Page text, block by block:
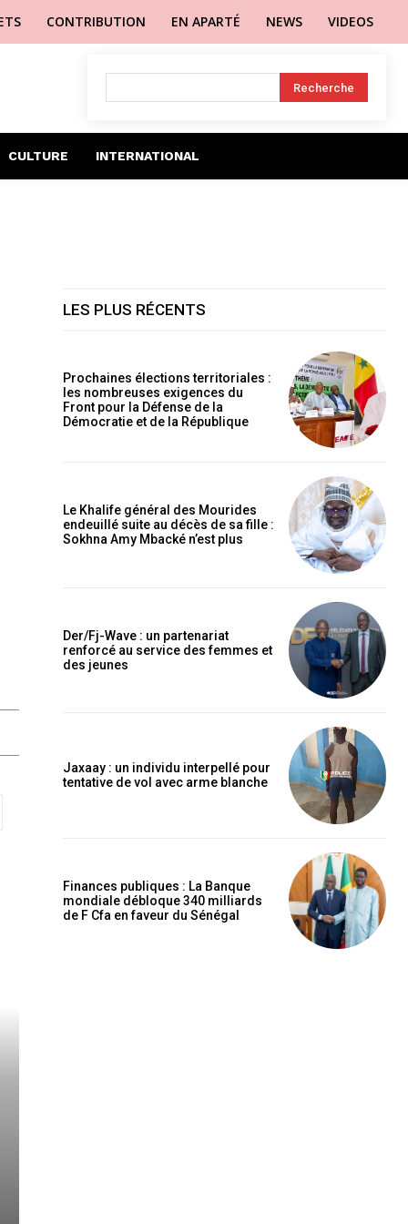
CONTRIBUTION EN APARTÉ NEWS VIDEOS
Recherche
CULTURE INTERNATIONAL
LES PLUS RÉCENTS
Prochaines élections territoriales :
les nombreuses exigences du
Front pour la Défense de la
Démocratie et de la République
Le Khalife général des Mourides
endeuillé suite au décès de sa fille :
Sokhna Amy Mbacké n’est plus
Der/Fj-Wave : un partenariat
renforcé au service des femmes et
des jeunes
Jaxaay : un individu interpellé pour
tentative de vol avec arme blanche
Finances publiques : La Banque
mondiale débloque 340 milliards
de F Cfa en faveur du Sénégal